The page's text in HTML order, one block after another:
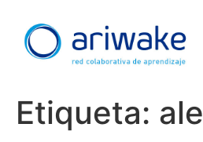
Etiqueta: ale